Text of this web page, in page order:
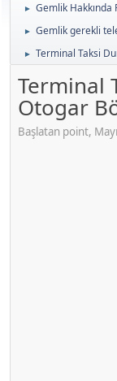
► Gemlik
► Gemlik gerekli
► Terminal Taksi
Terminal
Otogar
Başlatan point,